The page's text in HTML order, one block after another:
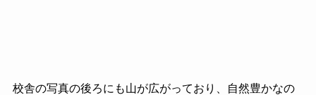
校舎の写真の後ろにも山が広がっており、自然豊かなの